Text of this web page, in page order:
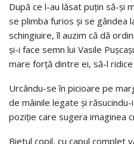
După ce l-au lăsat puţin să-şi
se plimba furios şi se gândea
schingiuire, îl auzim că dă
şi-i face semn lui Vasile
mare forţă dintre ei, să-l ridice
Urcându-se în picioare pe
de mâinile legate şi
poziţie care sugera imaginea
Bietul copil, cu capul complet